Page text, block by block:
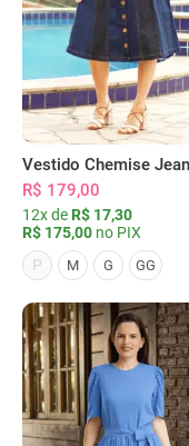
R$ 179,00
12x de R$ 17,30
R$ 175,00 no PIX
P
M G GG